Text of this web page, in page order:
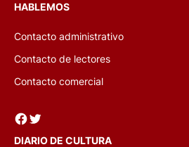
HABLEMOS
Contacto administrativo
Contacto de lectores
Contacto comercial
Facebook Twitter
DIARIO DE CULTURA